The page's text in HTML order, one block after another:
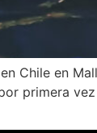
en
primera